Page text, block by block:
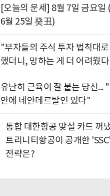
[오늘의 운세] 8월 7일 금요일
6월 25일 癸丑)
"부자들의 주식 투자 법칙대로
했더니, 망하는 게 더 어려웠
유난히 근육이 잘 붙는 당신...
안에 네안데르탈인 있다"
통합 대한항공 맞설 카드 꺼
트리니티항공이 공개한 'SSC'
전략은?